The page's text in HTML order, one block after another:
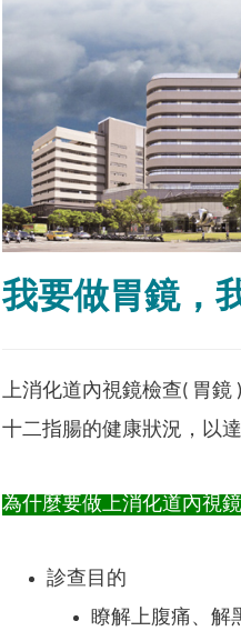
我要做胃鏡，
上消化道內視鏡檢查( 胃
十二指腸的健康狀況，以
為什麼要做上消化道內視鏡
診查目的
瞭解上腹痛、解